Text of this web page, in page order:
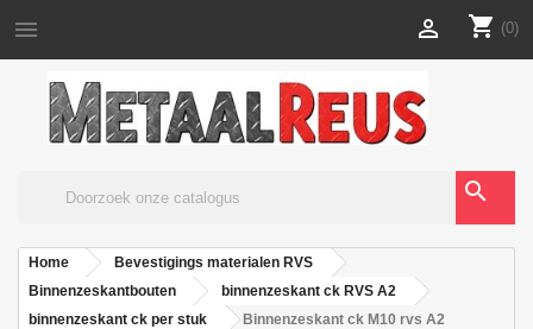
 shopping_cart (0)

search
Home
Bevestigings materialen RVS
Binnenzeskantbouten
binnenzeskant ck RVS A2
binnenzeskant ck per stuk
Binnenzeskant ck M10 rvs A2